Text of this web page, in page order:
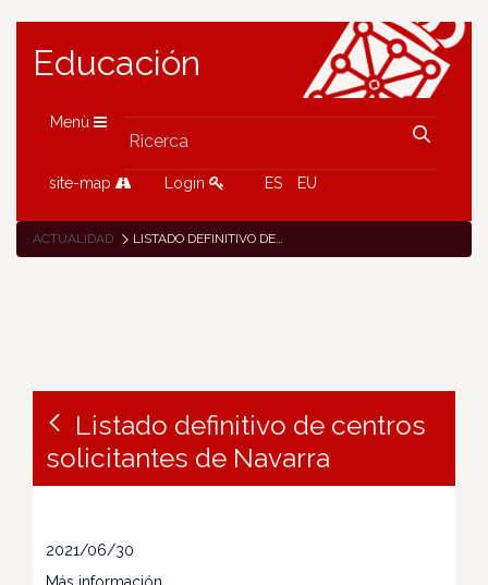
Educación
Menù
site-map Login ES EU
ACTUALIDAD LISTADO DEFINITIVO DE CENTROS SOLICITANTES DE NAVARRA
Listado definitivo de centros
solicitantes de Navarra
2021/06/30